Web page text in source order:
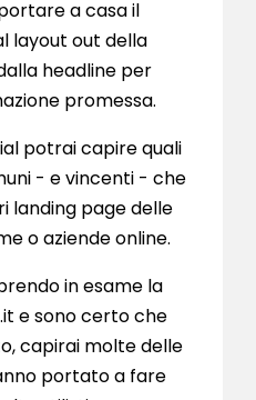
a casa il
layout out della
headline per
promessa.
potrai capire quali
- e vincenti - che
landing page delle
o aziende online.
in esame la
e sono certo che
capirai molte delle
portato a fare